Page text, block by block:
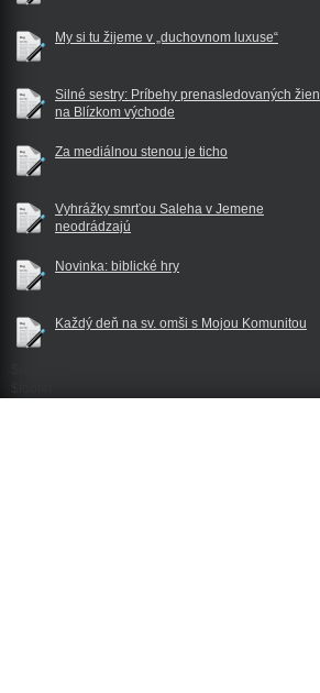
My si tu žijeme v „duchovnom luxuse“
Silné sestry: Príbehy prenasledovaných žien
na Blízkom východe
Za mediálnou stenou je ticho
Vyhrážky smrťou Saleha v Jemene
neodrádzajú
Novinka: biblické hry
Každý deň na sv. omši s Mojou Komunitou